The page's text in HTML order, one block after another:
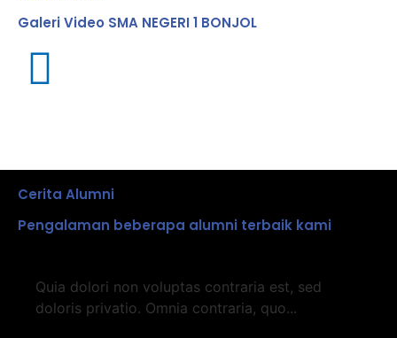
Galeri Video SMA NEGERI 1 BONJOL
Cerita Alumni
Pengalaman beberapa alumni terbaik kami
Quia dolori non voluptas contraria est, sed
doloris privatio. Omnia contraria, quo...